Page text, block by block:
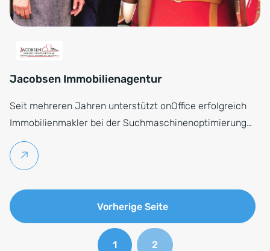
Jacobsen Immobilienagentur
Seit mehreren Jahren unterstützt onOffice erfolgreich
Immobilienmakler bei der Suchmaschinenoptimierung…
Weiterlesen
Vorherige Seite
1 2